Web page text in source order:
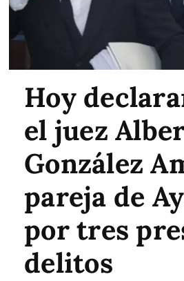
Hoy
el juez
González
pareja de
por tres
delitos